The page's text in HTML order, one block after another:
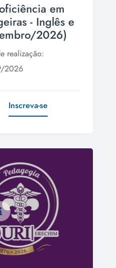
em
- Inglês e
2026)
realização:
2026
Inscreva-se